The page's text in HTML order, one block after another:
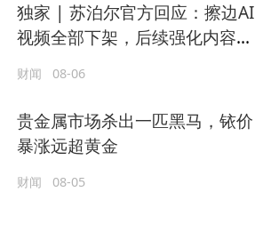
独家 | 苏泊尔官方回应：擦边AI
视频全部下架，后续强化内容审
核
财闻 08-06
贵金属市场杀出一匹黑马，铱价
暴涨远超黄金
财闻 08-05